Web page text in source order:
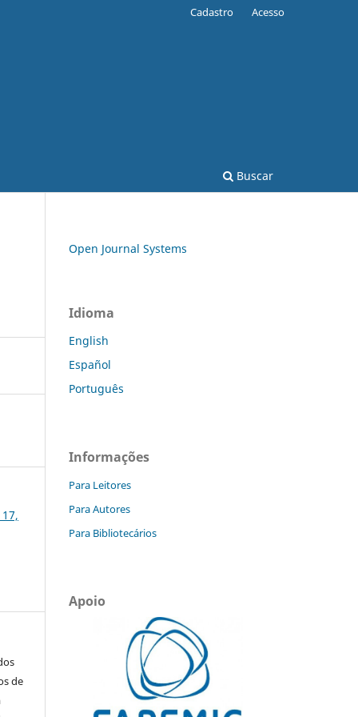
Buscar
Cadastro Acesso
de
Open Journal Systems
Idioma
English
Español
Português
Informações
Para Leitores
Para Autores
Para Bibliotecários
Apoio